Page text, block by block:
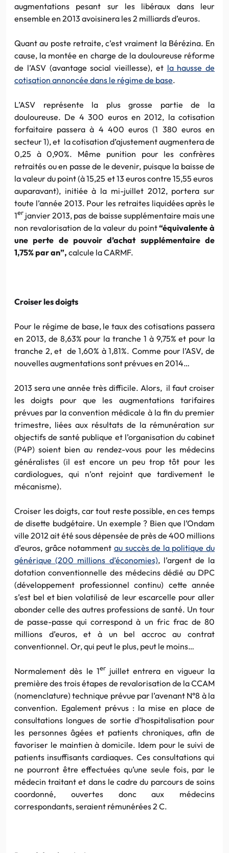
augmentations pesant sur les libéraux dans leur
ensemble en 2013 avoisinera les 2 milliards d’euros.
Quant au poste retraite, c’est vraiment la Bérézina. En
cause, la montée en charge de la douloureuse réforme
de l’ASV (avantage social vieillesse), et la hausse de
cotisation annoncée dans le régime de base.
L’ASV représente la plus grosse partie de la
douloureuse. De 4 300 euros en 2012, la cotisation
forfaitaire passera à 4 400 euros (1 380 euros en
secteur 1), et la cotisation d’ajustement augmentera de
0,25 à 0,90%. Même punition pour les confrères
retraités ou en passe de le devenir, puisque la baisse de
la valeur du point (à 15,25 et 13 euros contre 15,55 euros
auparavant), initiée à la mi-juillet 2012, portera sur
toute l’année 2013. Pour les retraites liquidées après le
1er janvier 2013, pas de baisse supplémentaire mais une
non revalorisation de la valeur du point“équivalente à
une perte de pouvoir d’achat supplémentaire de
1,75% par an”, calcule la CARMF.
Croiser les doigts
Pour le régime de base, le taux des cotisations passera
en 2013, de 8,63% pour la tranche 1 à 9,75% et pour la
tranche 2, et de 1,60% à 1,81%. Comme pour l’ASV, de
nouvelles augmentations sont prévues en 2014…
2013 sera une année très difficile. Alors, il faut croiser
les doigts pour que les augmentations tarifaires
prévues par la convention médicale à la fin du premier
trimestre, liées aux résultats de la rémunération sur
objectifs de santé publique et l’organisation du cabinet
(P4P) soient bien au rendez-vous pour les médecins
généralistes (il est encore un peu trop tôt pour les
cardiologues, qui n’ont rejoint que tardivement le
mécanisme).
Croiser les doigts, car tout reste possible, en ces temps
de disette budgétaire. Un exemple ? Bien que l’Ondam
ville 2012 ait été sous dépensée de près de 400 millions
d’euros, grâce notamment au succès de la politique du
générique (200 millions d’économies), l’argent de la
dotation conventionnelle des médecins dédié au DPC
(développement professionnel continu) cette année
s’est bel et bien volatilisé de leur escarcelle pour aller
abonder celle des autres professions de santé. Un tour
de passe-passe qui correspond à un fric frac de 80
millions d’euros, et à un bel accroc au contrat
conventionnel. Or, qui peut le plus, peut le moins…
Normalement dès le 1erjuillet entrera en vigueur la
première des trois étapes de revalorisation de la CCAM
(nomenclature) technique prévue par l’avenant N°8 à la
convention. Egalement prévus : la mise en place de
consultations longues de sortie d’hospitalisation pour
les personnes âgées et patients chroniques, afin de
favoriser le maintien à domicile. Idem pour le suivi de
patients insuffisants cardiaques. Ces consultations qui
ne pourront être effectuées qu’une seule fois, par le
médecin traitant et dans le cadre du parcours de soins
coordonné, ouvertes donc aux médecins
correspondants, seraient rémunérées 2 C.